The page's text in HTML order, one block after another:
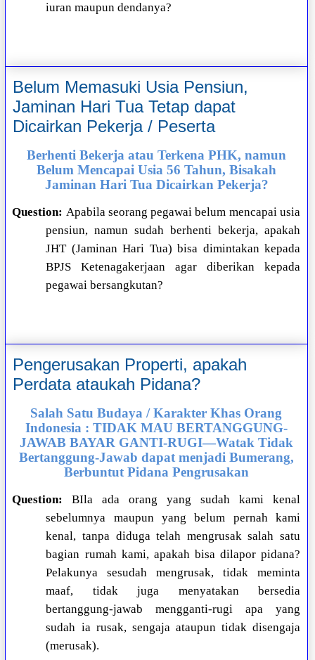
iuran maupun dendanya?
Belum Memasuki Usia Pensiun,
Jaminan Hari Tua Tetap dapat
Dicairkan Pekerja / Peserta
Berhenti Bekerja atau Terkena PHK, namun
Belum Mencapai Usia 56 Tahun, Bisakah
Jaminan Hari Tua Dicairkan Pekerja?
Question: Apabila seorang pegawai belum mencapai usia
pensiun, namun sudah berhenti bekerja, apakah
JHT (Jaminan Hari Tua) bisa dimintakan kepada
BPJS Ketenagakerjaan agar diberikan kepada
pegawai bersangkutan?
Pengerusakan Properti, apakah
Perdata ataukah Pidana?
Salah Satu Budaya / Karakter Khas Orang
Indonesia : TIDAK MAU BERTANGGUNG-
JAWAB BAYAR GANTI-RUGI—Watak Tidak
Bertanggung-Jawab dapat menjadi Bumerang,
Berbuntut Pidana Pengrusakan
Question:
BIla ada orang yang sudah kami kenal
sebelumnya maupun yang belum pernah kami
kenal, tanpa diduga telah mengrusak salah satu
bagian rumah kami, apakah bisa dilapor pidana?
Pelakunya sesudah mengrusak, tidak meminta
maaf, tidak juga menyatakan bersedia
bertanggung-jawab mengganti-rugi apa yang
sudah ia rusak, sengaja ataupun tidak disengaja
(merusak).